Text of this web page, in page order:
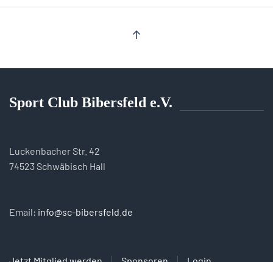
Sport Club Bibersfeld e.V.
Luckenbacher Str. 42
74523 Schwäbisch Hall
Email: info@sc-bibersfeld.de